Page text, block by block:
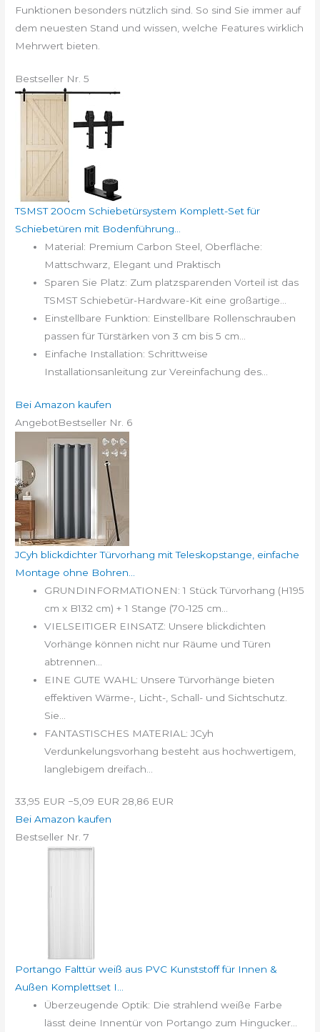
Funktionen besonders nützlich sind. So sind Sie immer auf
dem neuesten Stand und wissen, welche Features wirklich
Mehrwert bieten.
Bestseller Nr. 5
TSMST 200cm Schiebetürsystem Komplett-Set für
Schiebetüren mit Bodenführung...
Material: Premium Carbon Steel, Oberfläche:
Mattschwarz, Elegant und Praktisch
Sparen Sie Platz: Zum platzsparenden Vorteil ist das
TSMST Schiebetür-Hardware-Kit eine großartige...
Einstellbare Funktion: Einstellbare Rollenschrauben
passen für Türstärken von 3 cm bis 5 cm...
Einfache Installation: Schrittweise
Installationsanleitung zur Vereinfachung des...
Bei Amazon kaufen
AngebotBestseller Nr. 6
JCyh blickdichter Türvorhang mit Teleskopstange, einfache
Montage ohne Bohren...
GRUNDINFORMATIONEN: 1 Stück Türvorhang (H195
cm x B132 cm) + 1 Stange (70-125 cm...
VIELSEITIGER EINSATZ: Unsere blickdichten
Vorhänge können nicht nur Räume und Türen
abtrennen...
EINE GUTE WAHL: Unsere Türvorhänge bieten
effektiven Wärme-, Licht-, Schall- und Sichtschutz.
Sie...
FANTASTISCHES MATERIAL: JCyh
Verdunkelungsvorhang besteht aus hochwertigem,
langlebigem dreifach...
33,95 EUR −5,09 EUR 28,86 EUR
Bei Amazon kaufen
Bestseller Nr. 7
Portango Falttür weiß aus PVC Kunststoff für Innen &
Außen Komplettset I...
Überzeugende Optik: Die strahlend weiße Farbe
lässt deine Innentür von Portango zum Hingucker...